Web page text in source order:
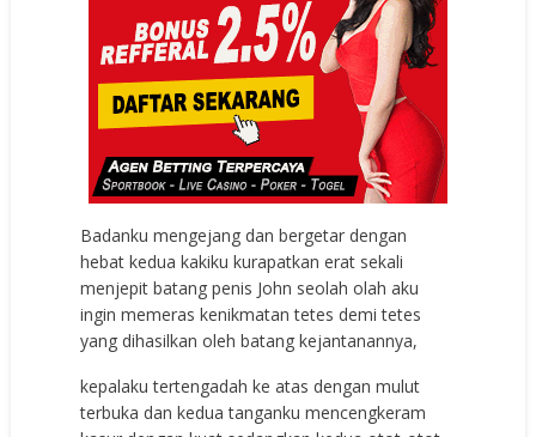
Badanku mengejang dan bergetar dengan
hebat kedua kakiku kurapatkan erat sekali
menjepit batang penis John seolah olah aku
ingin memeras kenikmatan tetes demi tetes
yang dihasilkan oleh batang kejantanannya,
kepalaku tertengadah ke atas dengan mulut
terbuka dan kedua tanganku mencengkeram